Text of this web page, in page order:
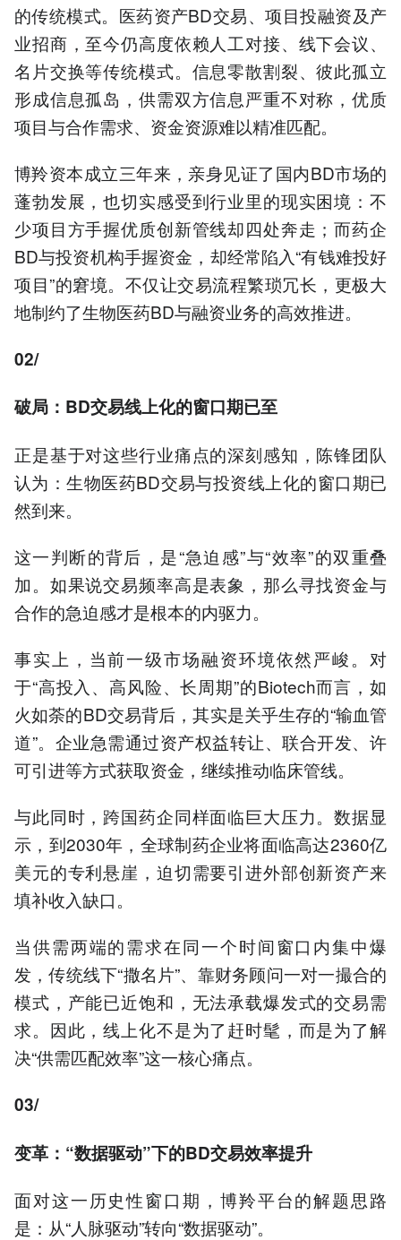
的传统模式。医药资产BD交易、项目投融资及产
业招商，至今仍高度依赖人工对接、线下会议、
名片交换等传统模式。信息零散割裂、彼此孤立
形成信息孤岛，供需双方信息严重不对称，优质
项目与合作需求、资金资源难以精准匹配。
博羚资本成立三年来，亲身见证了国内BD市场的
蓬勃发展，也切实感受到行业里的现实困境：不
少项目方手握优质创新管线却四处奔走；而药企
BD与投资机构手握资金，却经常陷入“有钱难投好
项目”的窘境。不仅让交易流程繁琐冗长，更极大
地制约了生物医药BD与融资业务的高效推进。
02/
破局： BD交易线上化的窗口期已至
正是基于对这些行业痛点的深刻感知，陈锋团队
认为：生物医药BD交易与投资线上化的窗口期已
然到来。
这一判断的背后，是“急迫感”与“效率”的双重叠
加。如果说交易频率高是表象，那么寻找资金与
合作的急迫感才是根本的内驱力。
事实上，当前一级市场融资环境依然严峻。对
于“高投入、高风险、长周期”的Biotech而言，如
火如荼的BD交易背后，其实是关乎生存的“输血管
道”。企业急需通过资产权益转让、联合开发、许
可引进等方式获取资金，继续推动临床管线。
与此同时，跨国药企同样面临巨大压力。数据显
示，到2030年，全球制药企业将面临高达2360亿
美元的专利悬崖，迫切需要引进外部创新资产来
填补收入缺口。
当供需两端的需求在同一个时间窗口内集中爆
发，传统线下“撒名片”、靠财务顾问一对一撮合的
模式，产能已近饱和，无法承载爆发式的交易需
求。因此，线上化不是为了赶时髦，而是为了解
决“供需匹配效率”这一核心痛点。
03/
变革：“数据驱动”下的BD交易效率提升
面对这一历史性窗口期，博羚平台的解题思路
是：从“人脉驱动”转向“数据驱动”。